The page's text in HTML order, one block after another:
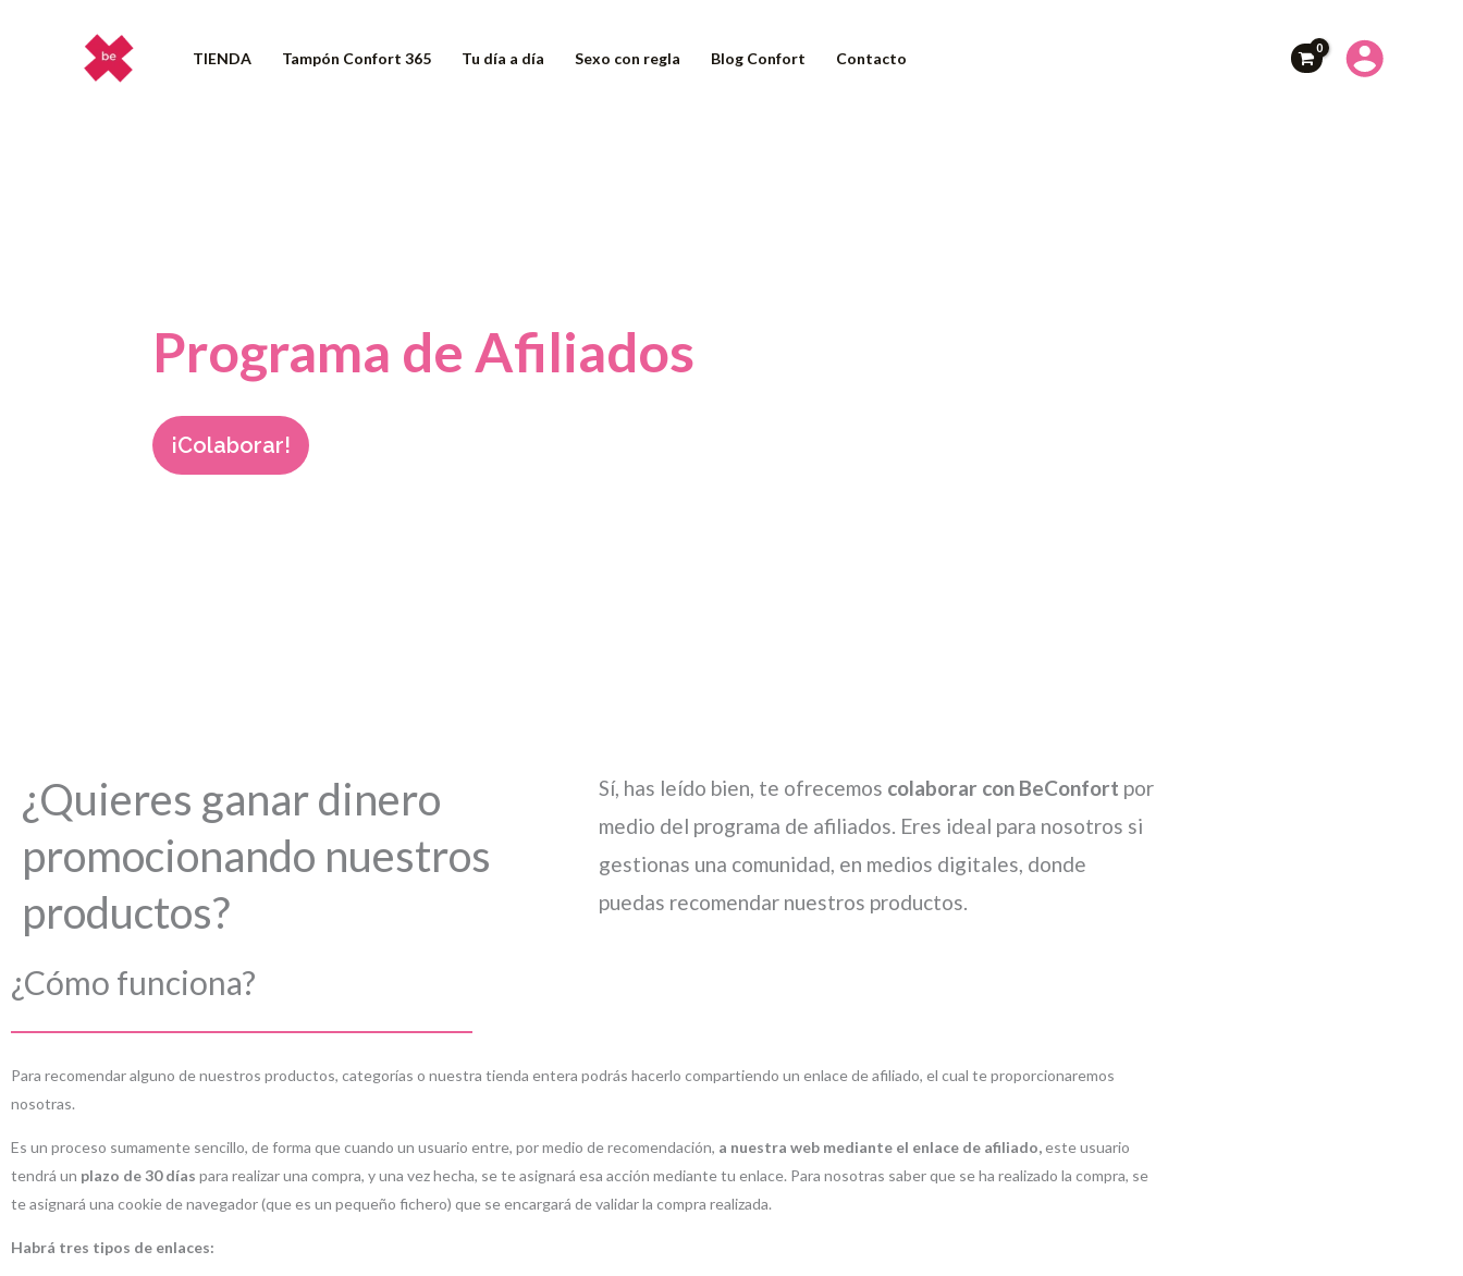
TIENDA Tampón Confort 365 Tu día a día Sexo con regla Blog Confort Contacto
Programa de Afiliados
¡Colaborar!
¿Quieres ganar dinero
promocionando nuestros
productos?
Sí, has leído bien, te ofrecemos colaborar con BeConfort por
medio del programa de afiliados. Eres ideal para nosotros si
gestionas una comunidad, en medios digitales, donde
puedas recomendar nuestros productos.
¿Cómo funciona?
Para recomendar alguno de nuestros productos, categorías o nuestra tienda entera podrás hacerlo compartiendo un enlace de afiliado, el cual te proporcionaremos
nosotras.
Es un proceso sumamente sencillo, de forma que cuando un usuario entre, por medio de recomendación, a nuestra web mediante el enlace de afiliado,este usuario
tendrá un plazo de 30 días para realizar una compra, y una vez hecha, se te asignará esa acción mediante tu enlace. Para nosotras saber que se ha realizado la compra, se
te asignará una cookie de navegador (que es un pequeño fichero) que se encargará de validar la compra realizada.
Habrá tres tipos de enlaces: